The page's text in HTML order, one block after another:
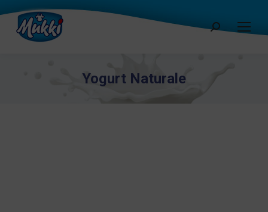
Cerca:
Yogurt Naturale